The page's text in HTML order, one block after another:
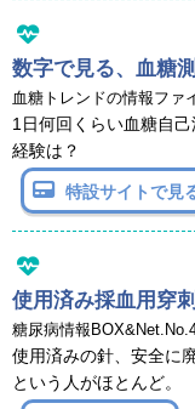
数字で見る、血糖
血糖トレンドの情報ファ
1日何回くらい血糖自
経験は？
特設サイトで見
使用済み採血用穿
糖尿病情報
使用済みの針、安全に
という人がほとんど。